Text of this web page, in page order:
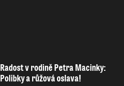
Radost v rodině Petra Macinky:
Polibky a růžová oslava!